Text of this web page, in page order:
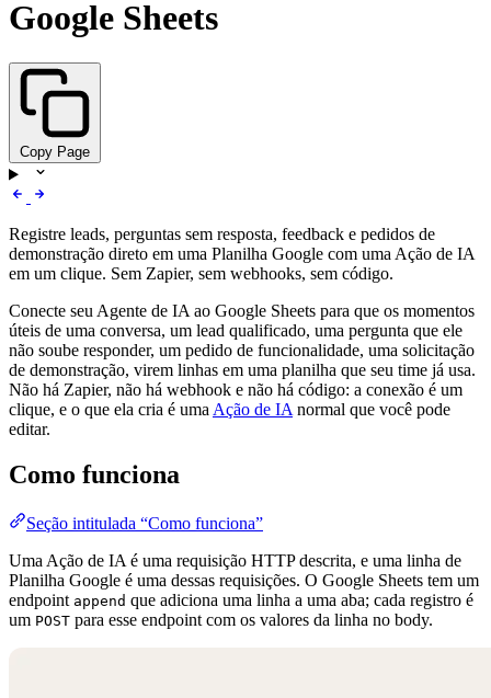
Google Sheets
Copy Page
Registre leads, perguntas sem resposta, feedback e pedidos de
demonstração direto em uma Planilha Google com uma Ação de IA
em um clique. Sem Zapier, sem webhooks, sem código.
Conecte seu Agente de IA ao Google Sheets para que os momentos
úteis de uma conversa, um lead qualificado, uma pergunta que ele
não soube responder, um pedido de funcionalidade, uma solicitação
de demonstração, virem linhas em uma planilha que seu time já usa.
Não há Zapier, não há webhook e não há código: a conexão é um
clique, e o que ela cria é uma Ação de IA normal que você pode
editar.
Como funciona
Seção intitulada “Como funciona”
Uma Ação de IA é uma requisição HTTP descrita, e uma linha de
Planilha Google é uma dessas requisições. O Google Sheets tem um
endpoint append que adiciona uma linha a uma aba; cada registro é
um POST para esse endpoint com os valores da linha no body.